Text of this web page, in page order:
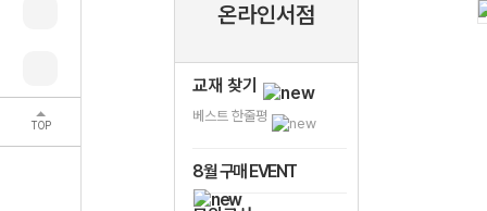
TOP
온라인서점
교재 찾기
베스트 한줄평
8월 구매 EVENT